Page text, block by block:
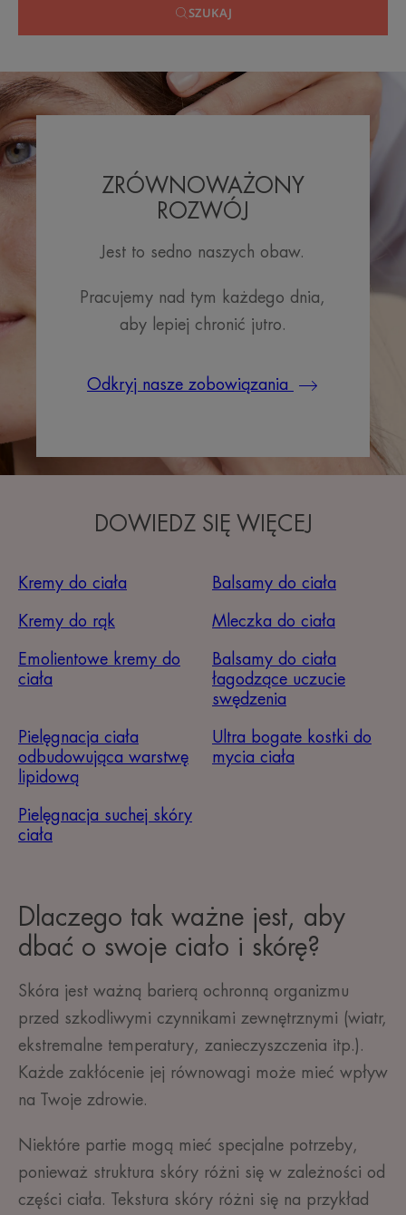
SZUKAJ
ZRÓWNOWAŻONY
ROZWÓJ
Jest to sedno naszych obaw.
Pracujemy nad tym każdego dnia,
aby lepiej chronić jutro.
Odkryj nasze zobowiązania
DOWIEDZ SIĘ WIĘCEJ
Kremy do ciała Balsamy do ciała
Kremy do rąk Mleczka do ciała
Emolientowe kremy do
ciała
Balsamy do ciała
łagodzące uczucie
swędzenia
Pielęgnacja ciała
odbudowująca warstwę
lipidową
Ultra bogate kostki do
mycia ciała
Pielęgnacja suchej skóry
ciała
Dlaczego tak ważne jest, aby
dbać o swoje ciało i skórę?
Skóra jest ważną barierą ochronną organizmu
przed szkodliwymi czynnikami zewnętrznymi (wiatr,
ekstremalne temperatury, zanieczyszczenia itp.).
Każde zakłócenie jej równowagi może mieć wpływ
na Twoje zdrowie.
Niektóre partie mogą mieć specjalne potrzeby,
ponieważ struktura skóry różni się w zależności od
części ciała. Tekstura skóry różni się na przykład